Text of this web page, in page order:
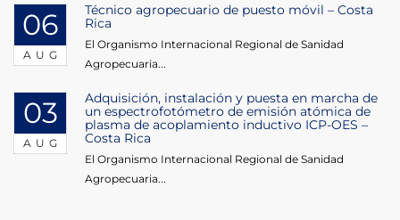
06
AUG
Técnico agropecuario de puesto móvil – Costa
Rica
El Organismo Internacional Regional de Sanidad
Agropecuaria...
03
AUG
Adquisición, instalación y puesta en marcha de
un espectrofotómetro de emisión atómica de
plasma de acoplamiento inductivo ICP-OES –
Costa Rica
El Organismo Internacional Regional de Sanidad
Agropecuaria...